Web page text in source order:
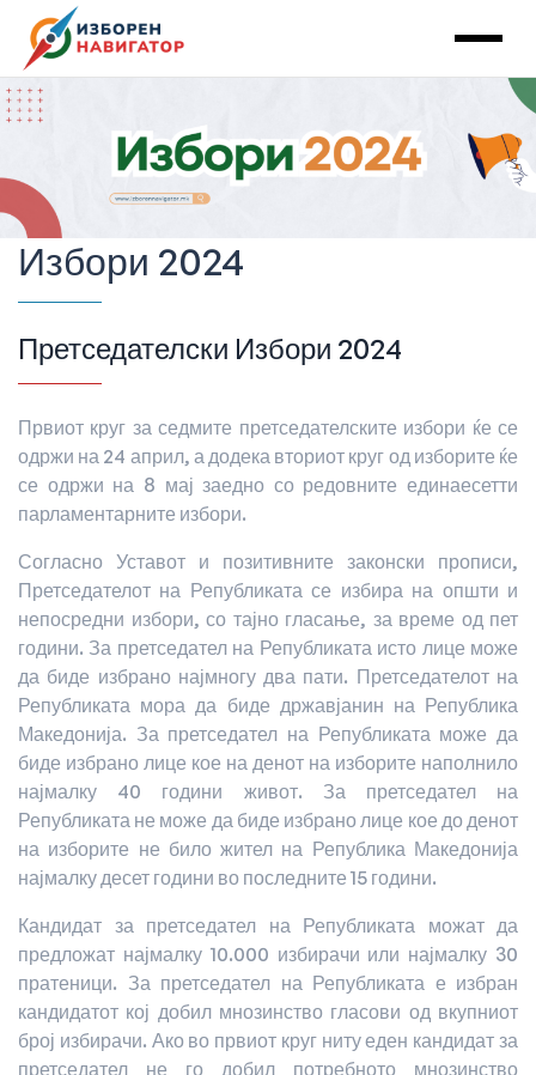
Main Navigation
Избори 2024
Претседателски Избори 2024
Првиот круг за седмите претседателските избори ќе се
одржи на 24 април, а додека вториот круг од изборите ќе
се одржи на 8 мај заедно со редовните единаесетти
парламентарните избори.
Согласно Уставот и позитивните законски прописи,
Претседателот на Републиката се избира на општи и
непосредни избори, со тајно гласање, за време од пет
години. За претседател на Републиката исто лице може
да биде избрано најмногу два пати. Претседателот на
Републиката мора да биде државјанин на Република
Македонија. За претседател на Републиката може да
биде избрано лице кое на денот на изборите наполнило
најмалку 40 години живот. За претседател на
Републиката не може да биде избрано лице кое до денот
на изборите не било жител на Република Македонија
најмалку десет години во последните 15 години.
Кандидат за претседател на Републиката можат да
предложат најмалку 10.000 избирачи или најмалку 30
пратеници. За претседател на Републиката е избран
кандидатот кој добил мнозинство гласови од вкупниот
број избирачи. Ако во првиот круг ниту еден кандидат за
претседател не го добил потребното мнозинство